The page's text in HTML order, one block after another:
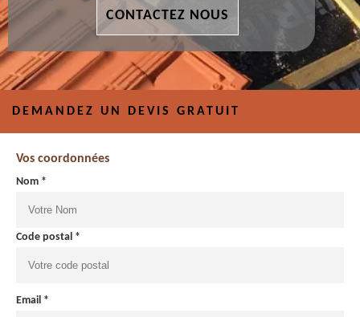
CONTACTEZ NOUS
DEMANDEZ UN DEVIS GRATUIT
Vos coordonnées
Nom *
Code postal *
Email *